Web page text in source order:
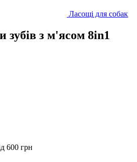
Ласощі для собак
зубів з м'ясом 8in1
600 грн